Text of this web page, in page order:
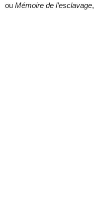
ou Mémoire de l’esclavage